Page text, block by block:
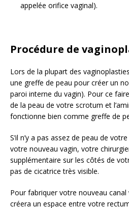
appelée orifice vaginal).
Procédure de
Lors de la plupart des
une greffe de peau pour créer un
paroi interne du vagin). Pour ce
de la peau de votre scrotum et
fonctionne bien comme greffe de
S’il n’y a pas assez de peau de
votre nouveau vagin, votre
supplémentaire sur les côtés de
pas de cicatrice très visible.
Pour fabriquer votre nouveau
créera un espace entre votre